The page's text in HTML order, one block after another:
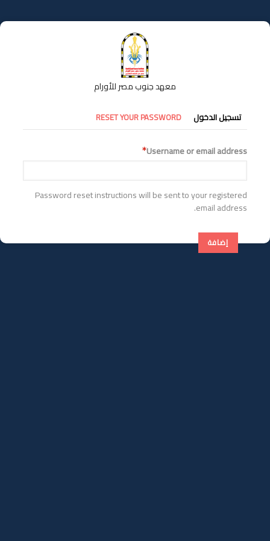
إلى
المحتوى
معهد جنوب مصر للأورام
التبويبات
الأساسية
تسجيل الدخول RESET YOUR PASSWORD
Username or email address
Password reset instructions will be sent to your registered
email address.